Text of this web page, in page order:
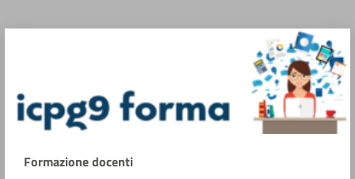
Formazione docenti